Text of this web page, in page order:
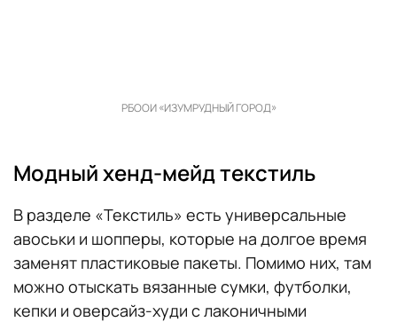
РБООИ «ИЗУМРУДНЫЙ ГОРОД»
Модный хенд-мейд текстиль
В разделе «Текстиль» есть универсальные
авоськи и шопперы, которые на долгое время
заменят пластиковые пакеты. Помимо них, там
можно отыскать вязанные сумки, футболки,
кепки и оверсайз-худи с лаконичными